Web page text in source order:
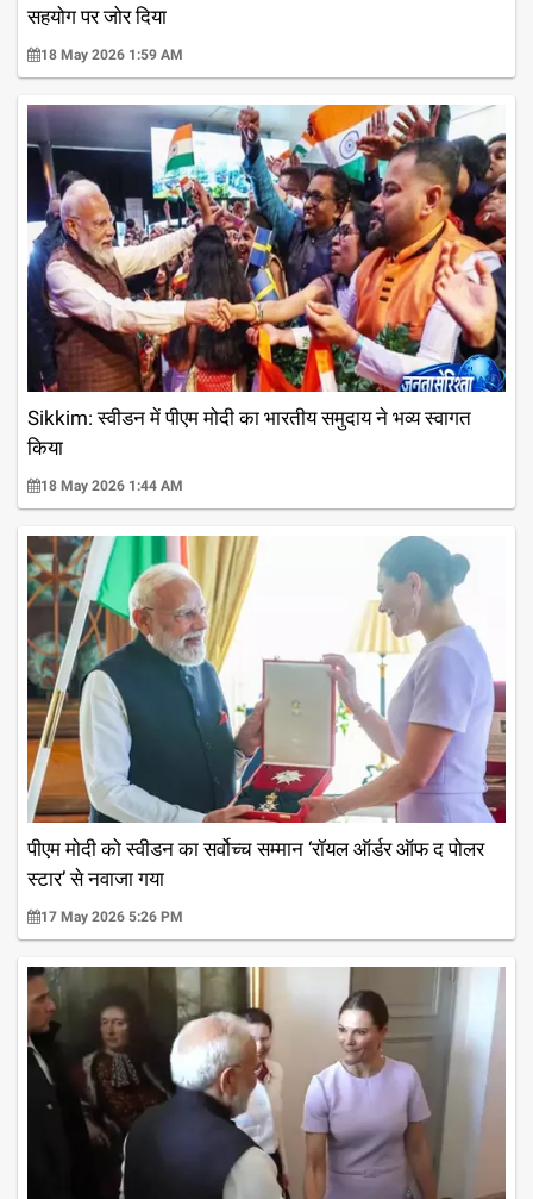
सहयोग पर जोर दिया
18 May 2026 1:59 AM
Sikkim: स्वीडन में पीएम मोदी का भारतीय समुदाय ने भव्य स्वागत
किया
18 May 2026 1:44 AM
पीएम मोदी को स्वीडन का सर्वोच्च सम्मान ‘रॉयल ऑर्डर ऑफ द पोलर
स्टार’ से नवाजा गया
17 May 2026 5:26 PM